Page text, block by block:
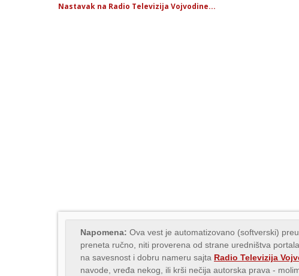
Nastavak na Radio Televizija Vojvodine...
Napomena: Ova vest je automatizovano (softverski)
preneta ručno, niti proverena od strane uredništva
na savesnost i dobru nameru sajta Radio Televizija
navode, vređa nekog, ili krši nečija autorska prava -